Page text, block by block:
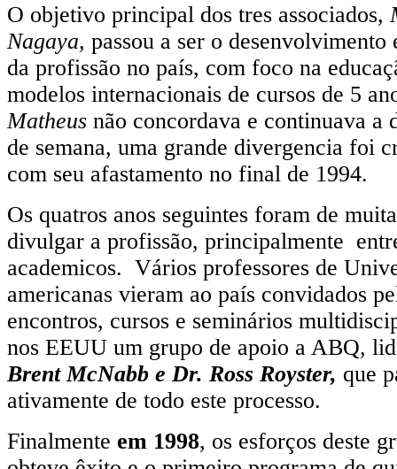
O objetivo principal dos tres associados,
Nagaya, passou a ser o desenvolvimento
da profissão no país, com foco na
modelos internacionais de cursos de 5
Matheus não concordava e continuava a
de semana, uma grande divergencia foi
com seu afastamento no final de 1994.
Os quatros anos seguintes foram de
divulgar a profissão, principalmente
academicos. Vários professores de
americanas vieram ao país convidados
encontros, cursos e seminários
nos EEUU um grupo de apoio a ABQ,
Brent McNabb e Dr. Ross Royster, que
ativamente de todo este processo.
Finalmente em 1998, os esforços deste